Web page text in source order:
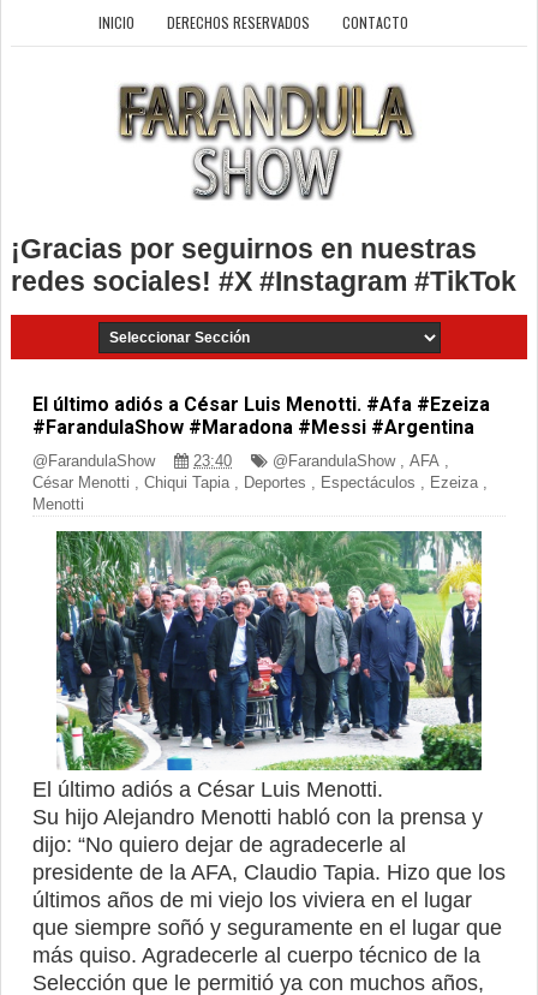
INICIO DERECHOS RESERVADOS CONTACTO
¡Gracias por seguirnos en nuestras
redes sociales! #X #Instagram #TikTok
El último adiós a César Luis Menotti. #Afa #Ezeiza
#FarandulaShow #Maradona #Messi #Argentina
@FarandulaShow 23:40 @FarandulaShow, AFA
César Menotti
Chiqui Tapia Deportes Espectáculos Ezeiza
Menotti
El último adiós a César Luis Menotti.
Su hijo Alejandro Menotti habló con la prensa y
dijo: “No quiero dejar de agradecerle al
presidente de la AFA, Claudio Tapia. Hizo que los
últimos años de mi viejo los viviera en el lugar
que siempre soñó y seguramente en el lugar que
más quiso. Agradecerle al cuerpo técnico de la
Selección que le permitió ya con muchos años,